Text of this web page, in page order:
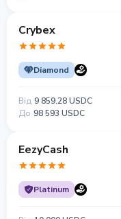
Crybex
Diamond
Від 9 859.28 USDC
До 98 593 USDC
EezyCash
Platinum